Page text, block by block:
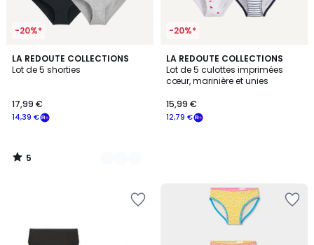
-20%*
LA REDOUTE COLLECTIONS
Lot de 5 shorties
14,39 €
17,99 €
5
/
2
Couleurs
5
/
-20%*
LA REDOUTE COLLECTIONS
Lot de 5 culottes imprimées
cœur, marinière et unies
12,79 €
15,99 €